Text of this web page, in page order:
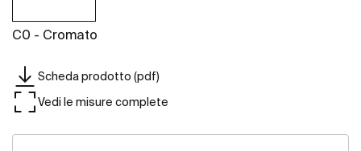
C0 - Cromato
Scheda prodotto (pdf)
Vedi le misure complete